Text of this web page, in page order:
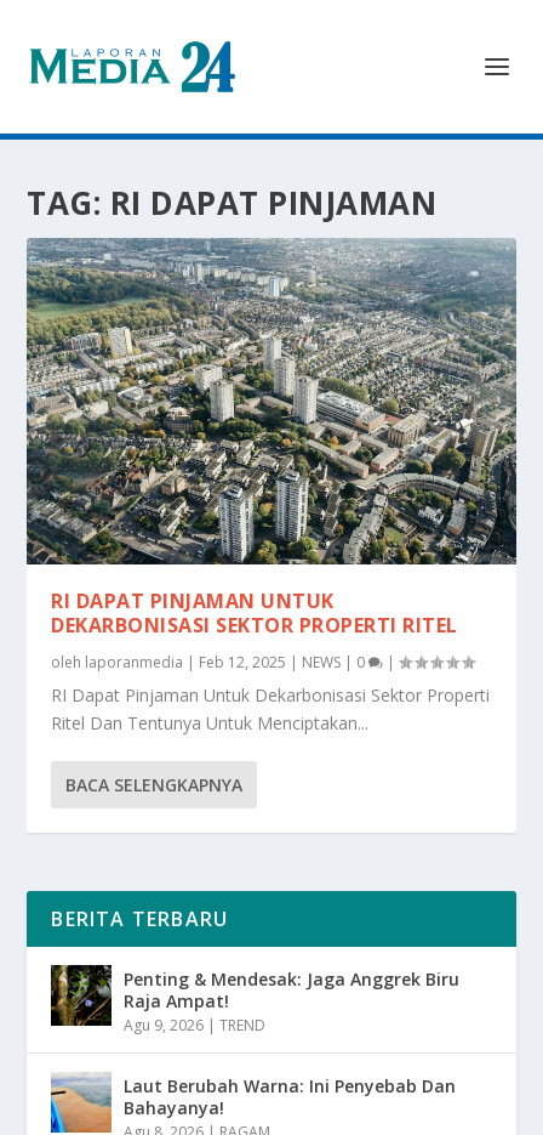
TAG: RI DAPAT PINJAMAN
RI DAPAT PINJAMAN UNTUK
DEKARBONISASI SEKTOR PROPERTI RITEL
oleh laporanmedia | Feb 12, 2025 | NEWS | 0 |
RI Dapat Pinjaman Untuk Dekarbonisasi Sektor Properti
Ritel Dan Tentunya Untuk Menciptakan...
BACA SELENGKAPNYA
BERITA TERBARU
Penting & Mendesak: Jaga Anggrek Biru
Raja Ampat!
Agu 9, 2026 |TREND
Laut Berubah Warna: Ini Penyebab Dan
Bahayanya!